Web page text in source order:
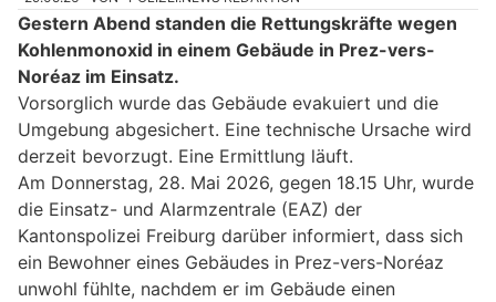
Gestern Abend standen die Rettungskräfte wegen
Kohlenmonoxid in einem Gebäude in Prez-vers-
Noréaz im Einsatz.
Vorsorglich wurde das Gebäude evakuiert und die
Umgebung abgesichert. Eine technische Ursache wird
derzeit bevorzugt. Eine Ermittlung läuft.
Am Donnerstag, 28. Mai 2026, gegen 18.15 Uhr, wurde
die Einsatz- und Alarmzentrale (EAZ) der
Kantonspolizei Freiburg darüber informiert, dass sich
ein Bewohner eines Gebäudes in Prez-vers-Noréaz
unwohl fühlte, nachdem er im Gebäude einen